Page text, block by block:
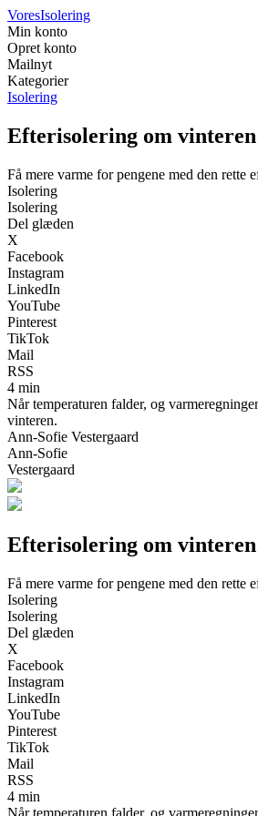
VoresIsolering
Min konto
Opret konto
Mailnyt
Kategorier
Isolering
Efterisolering om
Få mere varme for pengene med den rette
Isolering
Isolering
Del glæden
X
Facebook
Instagram
LinkedIn
YouTube
Pinterest
TikTok
Mail
RSS
4 min
Når temperaturen falder, og
vinteren.
Ann-Sofie Vestergaard
Ann-Sofie
Vestergaard
Efterisolering om
Få mere varme for pengene med den rette
Isolering
Isolering
Del glæden
X
Facebook
Instagram
LinkedIn
YouTube
Pinterest
TikTok
Mail
RSS
4 min
Når temperaturen falder, og